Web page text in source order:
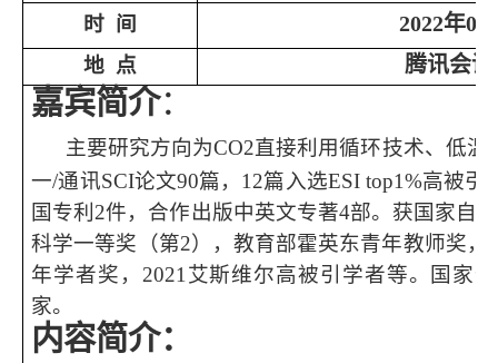
时 间 2022年05
地 点 腾讯会议
嘉宾简介：
主要研究方向为CO2直接利用循环技术、低
一/通讯SCI论文90篇，12篇入选ESI top1%高被
国专利2件，合作出版中英文专著4部。获国家自
科学一等奖（第2），教育部霍英东青年教师奖，
年学者奖，2021艾斯维尔高被引学者等。国家
家。
内容简介：